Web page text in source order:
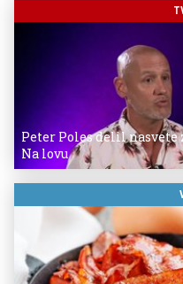
Peter Poles delil nasvete
Na lovu